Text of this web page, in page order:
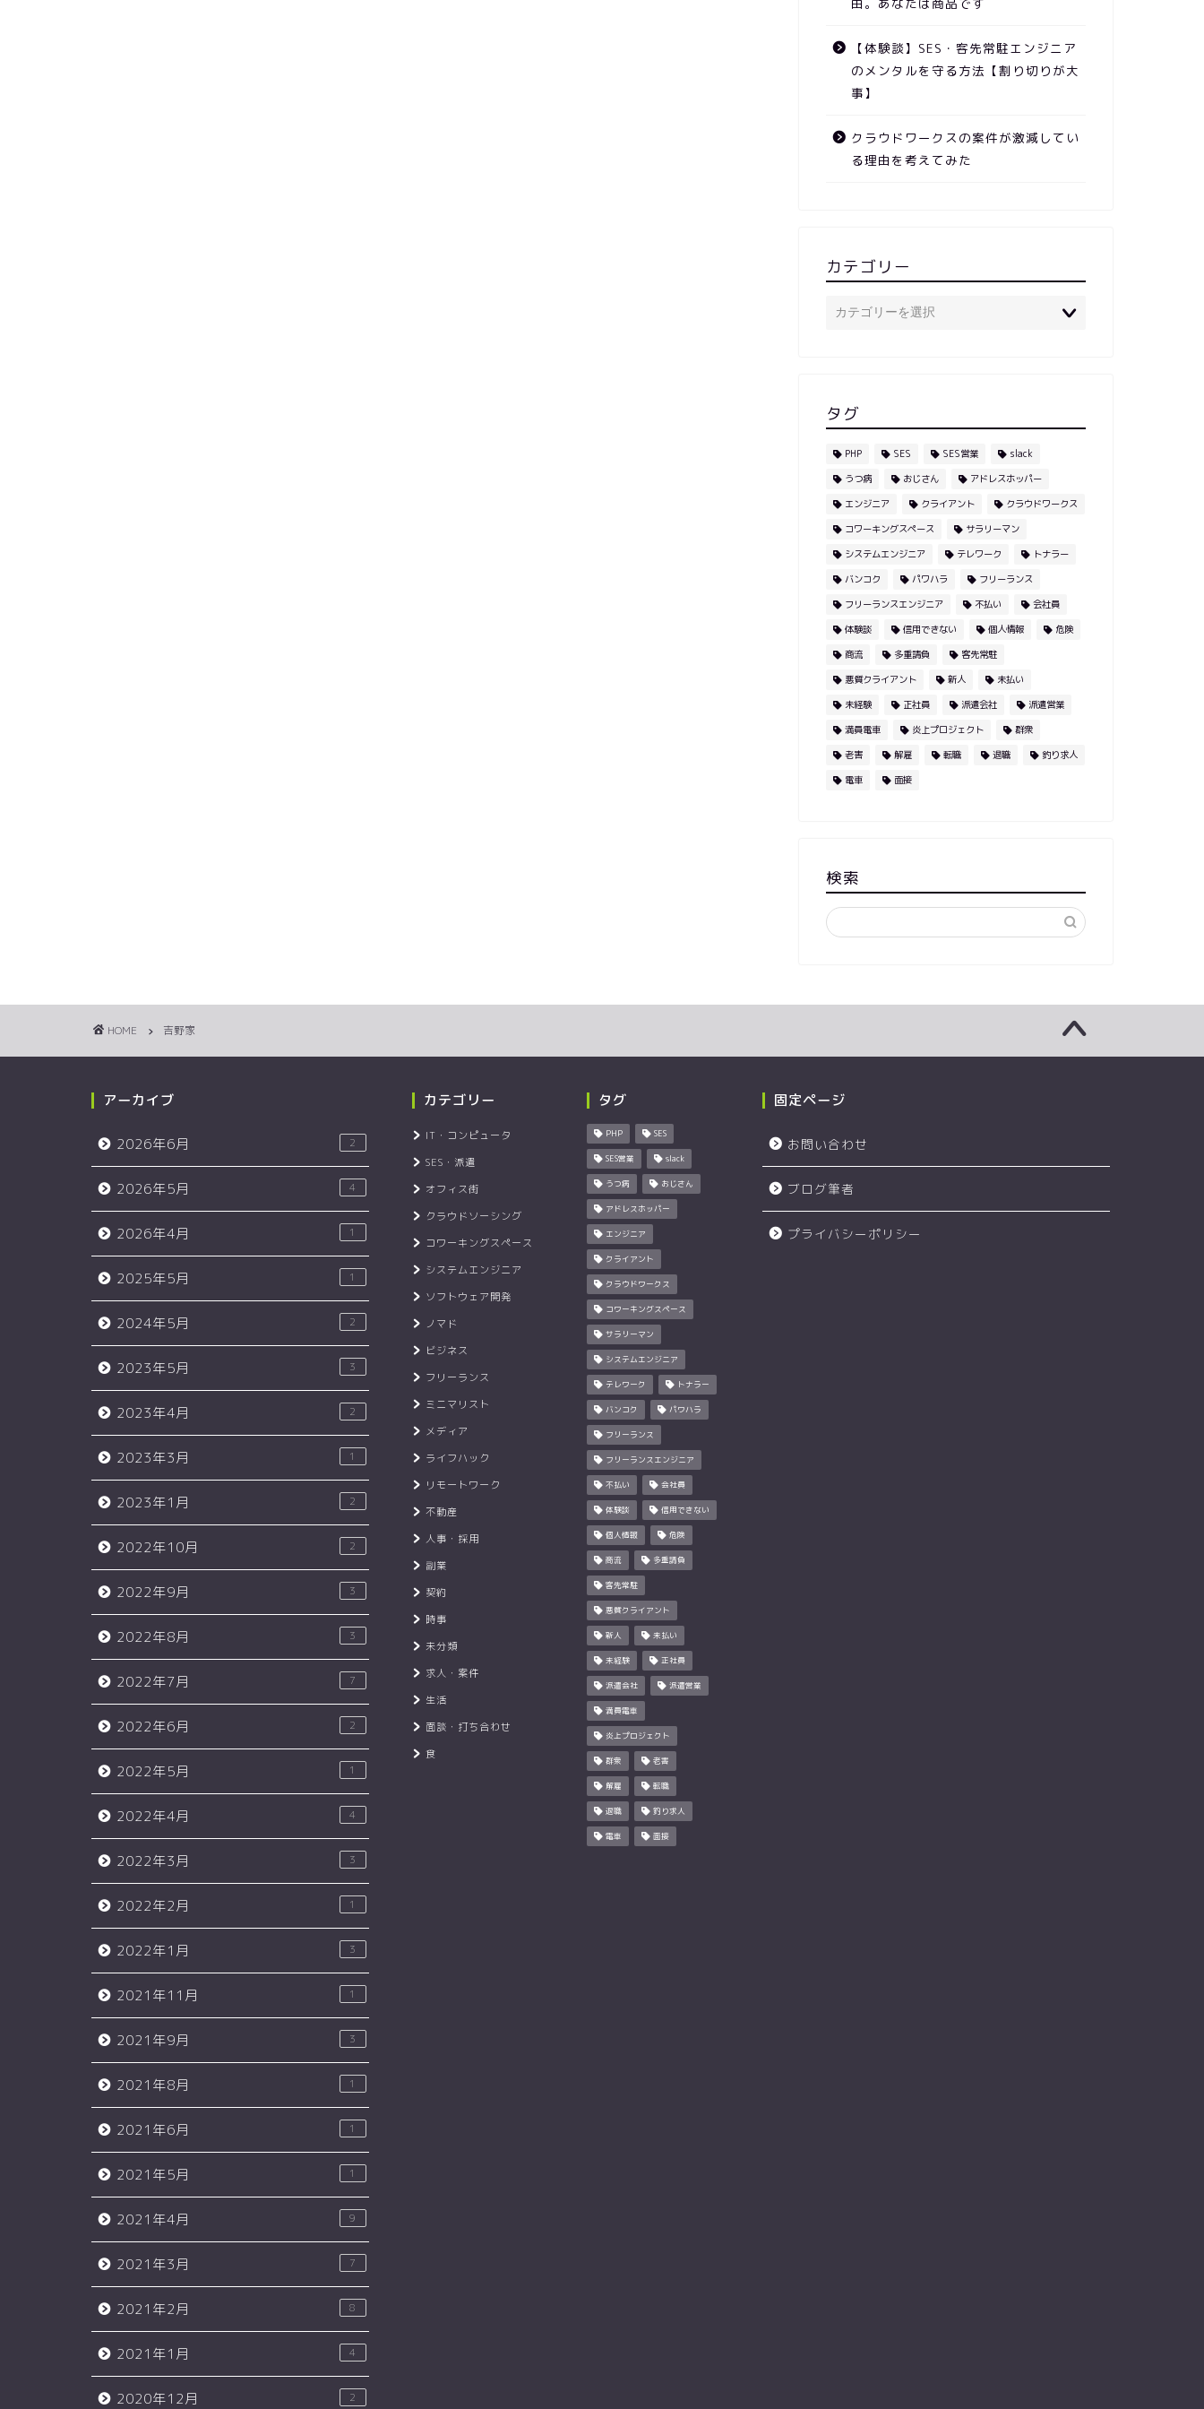
【体験談】SES・客先常駐エンジニア
のメンタルを守る方法【割り切りが大
事】
クラウドワークスの案件が激減してい
る理由を考えてみた
カテゴリー
タグ
PHP SES SES営業
slack
うつ病
おじさん
アドレスホッパー
エンジニア
クライアント
クラウドワークス
コワーキングスペース
サラリーマン
システムエンジニア
テレワーク
トナラー
バンコク
パワハラ
フリーランス
フリーランスエンジニア
不払い
会社員
体験談
信用できない 個人情報
危険
商流
多重請負
客先常駐
悪質クライアント
新人
未払い
未経験
正社員 派遣会社
派遣営業
満員電車
炎上プロジェクト
群衆
老害
解雇 転職 退職
釣り求人
電車
面接
検索
HOME 吉野家
アーカイブ
2026年6月 2
2026年5月 4
2026年4月 1
2025年5月 1
2024年5月 2
2023年5月 3
2023年4月 2
2023年3月 1
2023年1月 2
2022年10月 2
2022年9月 3
2022年8月 3
2022年7月 7
2022年6月 2
2022年5月 1
2022年4月 4
2022年3月 3
2022年2月 1
2022年1月 3
2021年11月 1
2021年9月 3
2021年8月 1
2021年6月 1
2021年5月 1
2021年4月 9
2021年3月 7
2021年2月 8
2021年1月 4
2020年12月 2
カテゴリー
IT・コンピュータ
SES・派遣
オフィス街
クラウドソーシング
コワーキングスペース
システムエンジニア
ソフトウェア開発
ノマド
ビジネス
フリーランス
ミニマリスト
メディア
ライフハック
リモートワーク
不動産
人事・採用
副業
契約
時事
未分類
求人・案件
生活
面談・打ち合わせ
食
タグ
PHP SES
SES営業 slack
うつ病 おじさん
アドレスホッパー
エンジニア
クライアント
クラウドワークス
コワーキングスペース
サラリーマン
システムエンジニア
テレワーク トナラー
バンコク パワハラ
フリーランス
フリーランスエンジニア
不払い 会社員
体験談 信用できない
個人情報 危険
商流 多重請負
客先常駐
悪質クライアント
新人 未払い
未経験 正社員
派遣会社 派遣営業
満員電車
炎上プロジェクト
群衆 老害
解雇 転職
退職 釣り求人
電車 面接
固定ページ
お問い合わせ
ブログ筆者
プライバシーポリシー